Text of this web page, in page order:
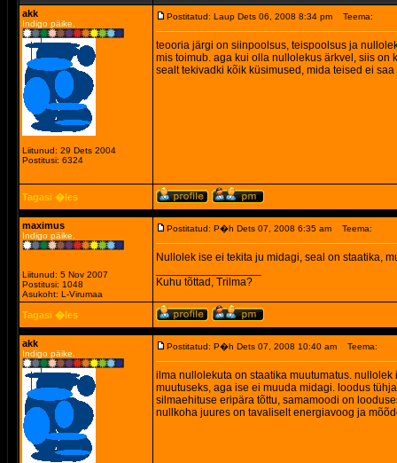
akk
Indigo päike.
Liitunud: 29 Dets 2004
Postitusi: 6324
Postitatud: Laup Dets 06, 2008 8:34 pm Teema:
teooria järgi on siinpoolsus, teispoolsus ja
mis toimub. aga kui olla nullolekus ärkvel, siis
sealt tekivadki kõik küsimused, mida teised ei
Tagasi �les
maximus
Indigo päike.
Liitunud: 5 Nov 2007
Postitusi: 1048
Asukoht: L-Virumaa
Postitatud: P�h Dets 07, 2008 6:35 am Teema:
Nullolek ise ei tekita ju midagi, seal on staatika,
Kuhu tõttad, Trilma?
Tagasi �les
akk
Indigo päike.
Postitatud: P�h Dets 07, 2008 10:40 am Teema:
ilma nullolekuta on staatika muutumatus.
muutuseks, aga ise ei muuda midagi. loodus
silmaehituse eripära tõttu, samamoodi on
nullkoha juures on tavaliselt energiavoog ja